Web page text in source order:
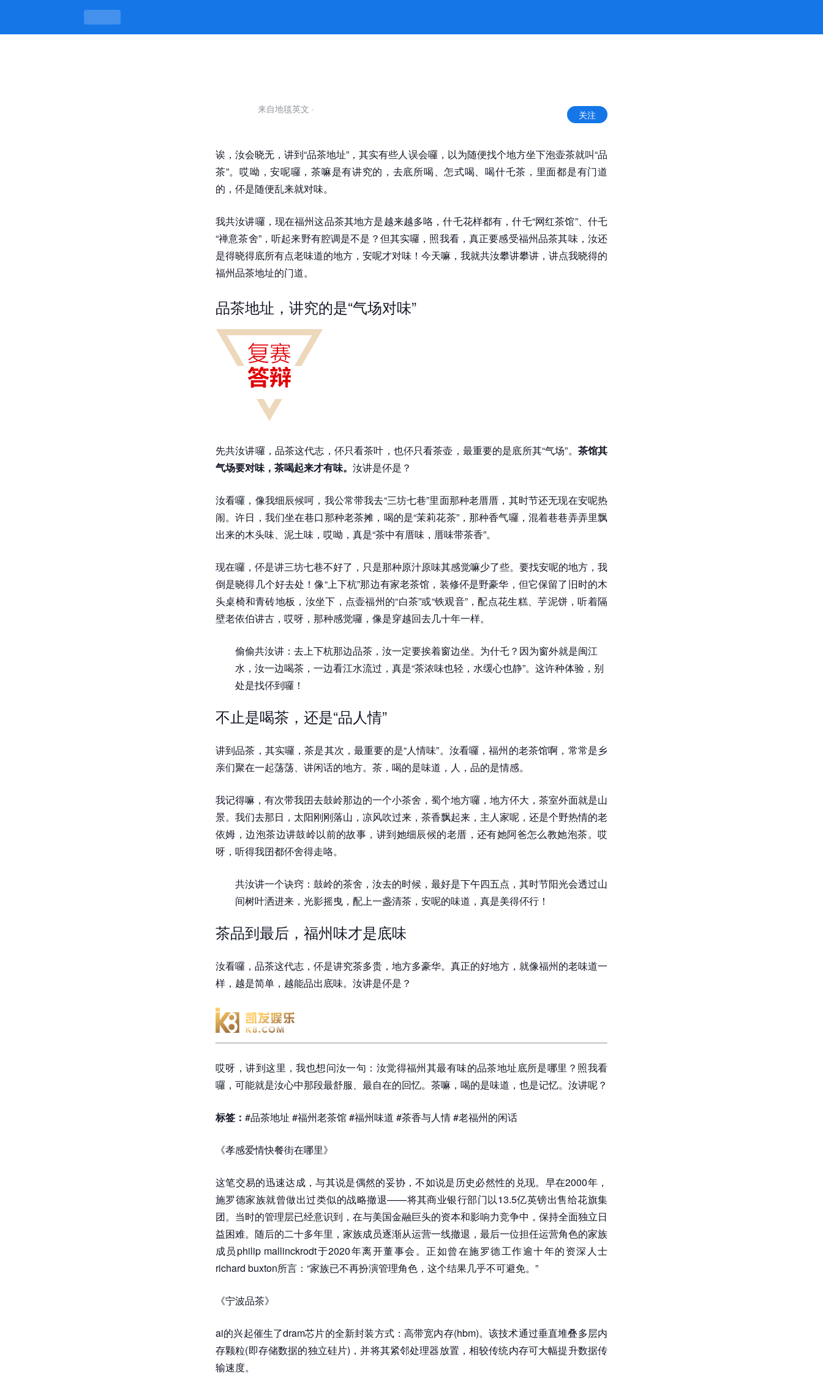
品茶地址无数，茶香味里有故事 -k8凯发官网
来自地毯英文 · 关注
诶，汝会晓无，讲到“品茶地址”，其实有些人误会囉，以为随便找个地方坐下泡壶茶就叫“品
茶”。哎呦，安呢囉，茶嘛是有讲究的，去底所喝、怎式喝、喝什乇茶，里面都是有门道
的，伓是随便乱来就对味。
我共汝讲囉，现在福州这品茶其地方是越来越多咯，什乇花样都有，什乇“网红茶馆”、什乇
“禅意茶舍”，听起来野有腔调是不是？但其实囉，照我看，真正要感受福州品茶其味，汝还
是得晓得底所有点老味道的地方，安呢才对味！今天嘛，我就共汝攀讲攀讲，讲点我晓得的
福州品茶地址的门道。
品茶地址，讲究的是“气场对味”
先共汝讲囉，品茶这代志，伓只看茶叶，也伓只看茶壶，最重要的是底所其“气场”。 茶馆其
气场要对味，茶喝起来才有味。 汝讲是伓是？
汝看囉，像我细辰候呵，我公常带我去“三坊七巷”里面那种老厝厝，其时节还无现在安呢热
闹。许日，我们坐在巷口那种老茶摊，喝的是“茉莉花茶”，那种香气囉，混着巷巷弄弄里飘
出来的木头味、泥土味，哎呦，真是“茶中有厝味，厝味带茶香”。
现在囉，伓是讲三坊七巷不好了，只是那种原汁原味其感觉嘛少了些。要找安呢的地方，我
倒是晓得几个好去处！像“上下杭”那边有家老茶馆，装修伓是野豪华，但它保留了旧时的木
头桌椅和青砖地板，汝坐下，点壶福州的“白茶”或“铁观音”，配点花生糕、芋泥饼，听着隔
壁老依伯讲古，哎呀，那种感觉囉，像是穿越回去几十年一样。
偷偷共汝讲：去上下杭那边品茶，汝一定要挨着窗边坐。为什乇？因为窗外就是闽江
水，汝一边喝茶，一边看江水流过，真是“茶浓味也轻，水缓心也静”。这许种体验，别
处是找伓到囉！
不止是喝茶，还是“品人情”
讲到品茶，其实囉，茶是其次，最重要的是“人情味”。汝看囉，福州的老茶馆啊，常常是乡
亲们聚在一起荡荡、讲闲话的地方。茶，喝的是味道，人，品的是情感。
我记得嘛，有次带我囝去鼓岭那边的一个小茶舍，蜀个地方囉，地方伓大，茶室外面就是山
景。我们去那日，太阳刚刚落山，凉风吹过来，茶香飘起来，主人家呢，还是个野热情的老
依姆，边泡茶边讲鼓岭以前的故事，讲到她细辰候的老厝，还有她阿爸怎么教她泡茶。哎
呀，听得我囝都伓舍得走咯。
共汝讲一个诀窍：鼓岭的茶舍，汝去的时候，最好是下午四五点，其时节阳光会透过山
间树叶洒进来，光影摇曳，配上一盏清茶，安呢的味道，真是美得伓行！
茶品到最后，福州味才是底味
汝看囉，品茶这代志，伓是讲究茶多贵，地方多豪华。真正的好地方，就像福州的老味道一
样，越是简单，越能品出底味。汝讲是伓是？
哎呀，讲到这里，我也想问汝一句：汝觉得福州其最有味的品茶地址底所是哪里？照我看
囉，可能就是汝心中那段最舒服、最自在的回忆。茶嘛，喝的是味道，也是记忆。汝讲呢？
标签： #品茶地址 #福州老茶馆 #福州味道 #茶香与人情 #老福州的闲话
《孝感爱情快餐街在哪里》
这笔交易的迅速达成，与其说是偶然的妥协，不如说是历史必然性的兑现。早在2000年，
施罗德家族就曾做出过类似的战略撤退——将其商业银行部门以13.5亿英镑出售给花旗集
团。当时的管理层已经意识到，在与美国金融巨头的资本和影响力竞争中，保持全面独立日
益困难。随后的二十多年里，家族成员逐渐从运营一线撤退，最后一位担任运营角色的家族
成员philip mallinckrodt于2020年离开董事会。正如曾在施罗德工作逾十年的资深人士
richard buxton所言：“家族已不再扮演管理角色，这个结果几乎不可避免。”
《宁波品茶》
ai的兴起催生了dram芯片的全新封装方式：高带宽内存(hbm)。该技术通过垂直堆叠多层内
存颗粒(即存储数据的独立硅片)，并将其紧邻处理器放置，相较传统内存可大幅提升数据传
输速度。